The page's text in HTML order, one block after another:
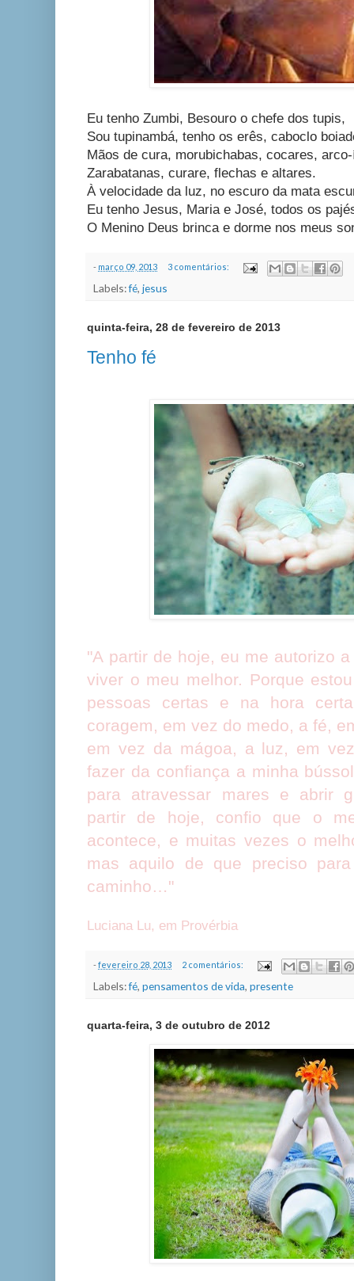
Eu tenho Zumbi, Besouro o chefe dos tupis,
Sou tupinambá, tenho os erês, caboclo
Mãos de cura, morubichabas, cocares,
Zarabatanas, curare, flechas e altares.
À velocidade da luz, no escuro da mata
Eu tenho Jesus, Maria e José, todos os
O Menino Deus brinca e dorme nos meus
- março 09, 2013 3 comentários:
Labels:fé, jesus
quinta-feira, 28 de fevereiro de 2013
Tenho fé
"A partir de hoje, eu me autorizo
viver o meu melhor. Porque
pessoas certas e na hora
coragem, em vez do medo, a fé,
em vez da mágoa, a luz, em
fazer da confiança a minha
para atravessar mares e abrir
partir de hoje, confio que o
acontece, e muitas vezes o
mas aquilo de que preciso
caminho…"
Luciana Lu, em Provérbia
-fevereiro 28, 2013 2 comentários:
Labels:fé, pensamentos de vida, presente
quarta-feira, 3 de outubro de 2012